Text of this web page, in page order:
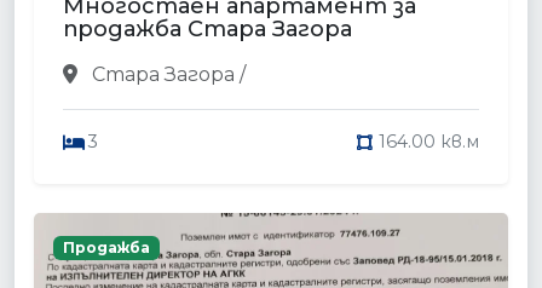
Многостаен апартамент за
продажба Стара Загора
Стара Загора /
3 164.00 кв.м
Продажба